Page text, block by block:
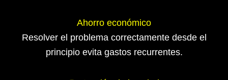
Ahorro económico
Resolver el problema correctamente desde el
principio evita gastos recurrentes.